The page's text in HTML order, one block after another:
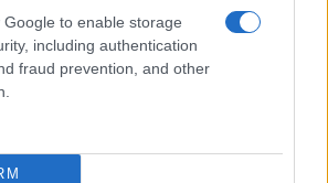
Google to enable storage
including authentication
fraud prevention, and other
4 Caractéristiques Que Chaque
Devrait Entretenir
2025